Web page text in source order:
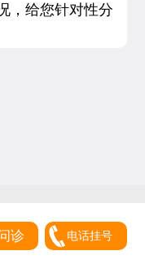
，给您针对性分
诊 电话挂号